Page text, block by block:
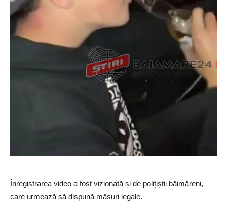
Înregistrarea video a fost vizionată și de polițiștii băimăreni,
care urmează să dispună măsuri legale.